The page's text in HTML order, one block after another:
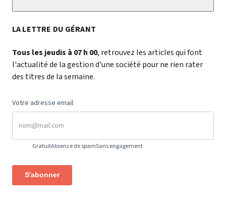
LA LETTRE DU GÉRANT
Tous les jeudis à 07 h 00, retrouvez les articles qui font
l'actualité de la gestion d'une société pour ne rien rater
des titres de la semaine.
Votre adresse email
GratuitAbsence de spamSans engagement
S'abonner